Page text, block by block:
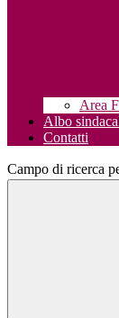
Area
Albo
Contatti
Campo di ricerca